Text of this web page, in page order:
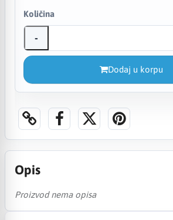
Količina
-
Dodaj u korpu
Opis
Proizvod nema opisa